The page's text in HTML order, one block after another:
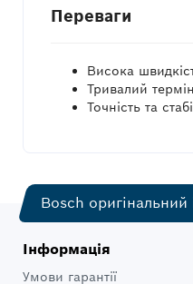
Переваги
Висока
Тривалий
Точність та
Bosch оригінальний
Інформація
Умови гарантії